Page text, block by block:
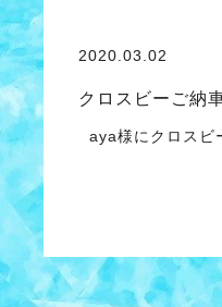
2020.03.02
クロスビーご納車
aya様にクロスビ